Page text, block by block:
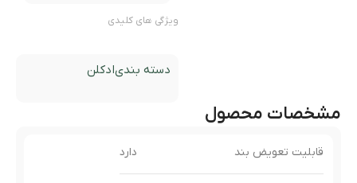
ویژگی های کلیدی
دسته بندیادکلن
مشخصات محصول
قابلیت تعویض بند دارد